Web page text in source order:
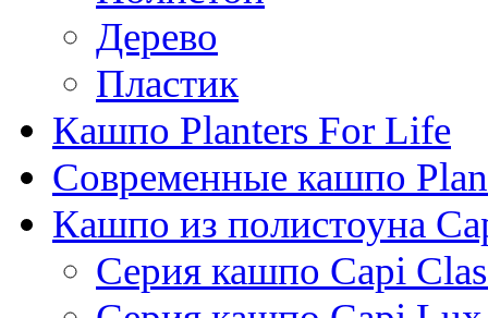
Дерево
Пластик
Кашпо Planters For Life
Современные кашпо
Кашпо из полистоуна
Серия кашпо Capi